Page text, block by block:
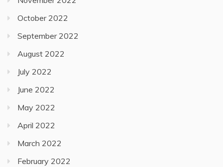
October 2022
September 2022
August 2022
July 2022
June 2022
May 2022
April 2022
March 2022
February 2022